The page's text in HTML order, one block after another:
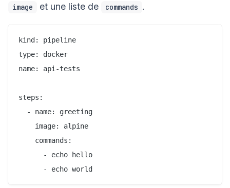
image et une liste de commands .
kind: pipeline
type: docker
name: api-tests
steps:
  - name: greeting
    image: alpine
    commands:
      - echo hello